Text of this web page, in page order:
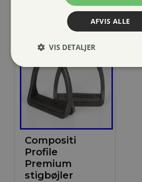
Compositi
Profile
Premium
stigbøjler
AFVIS ALLE
VIS DETALJER